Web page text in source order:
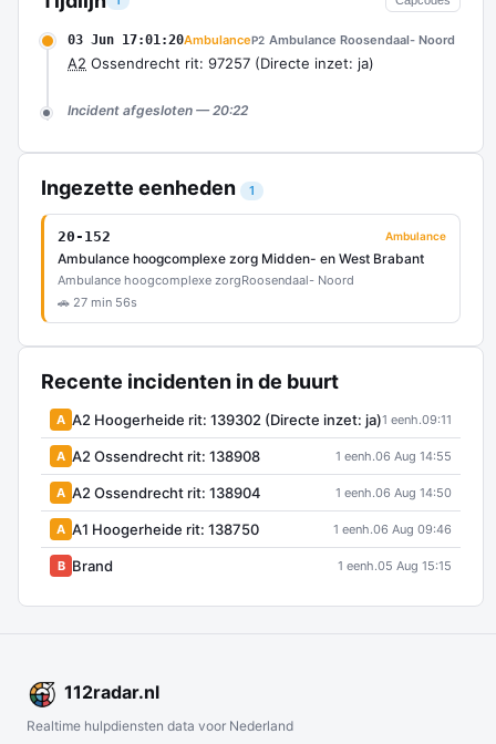
03 Jun 17:01:20AmbulanceP2 Ambulance Roosendaal- Noord
A2 Ossendrecht rit: 97257 (Directe inzet: ja)
Incident afgesloten — 20:22
Ingezette eenheden 1
20-152 Ambulance
Ambulance hoogcomplexe zorg Midden- en West Brabant
Ambulance hoogcomplexe zorgRoosendaal- Noord
🚗 27 min 56s
Recente incidenten in de buurt
A A2 Hoogerheide rit: 139302 (Directe inzet: ja)1 eenh.09:11
A A2 Ossendrecht rit: 138908 1 eenh.06 Aug 14:55
A A2 Ossendrecht rit: 138904 1 eenh.06 Aug 14:50
A A1 Hoogerheide rit: 138750 1 eenh.06 Aug 09:46
B Brand 1 eenh.05 Aug 15:15
112radar.nl
Realtime hulpdiensten data voor Nederland